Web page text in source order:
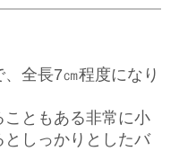
全長7㎝程度になり
ともある非常に小
しっかりとしたバ